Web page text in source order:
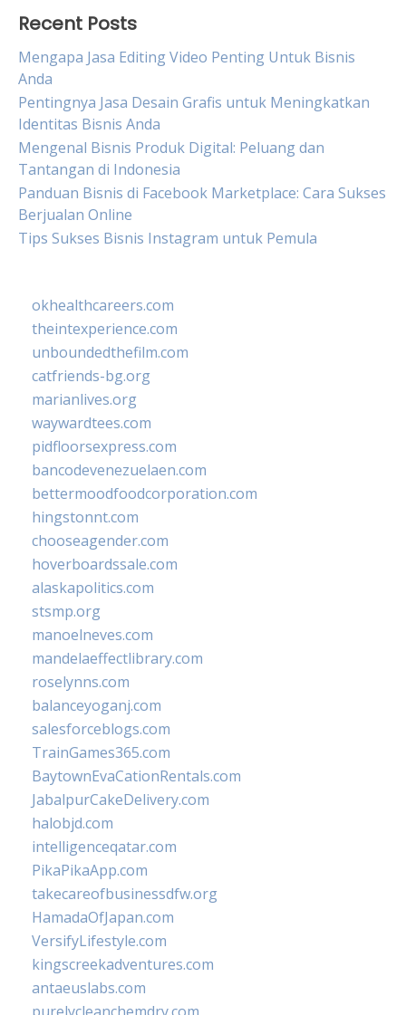
Recent Posts
Mengapa Jasa Editing Video Penting Untuk Bisnis
Anda
Pentingnya Jasa Desain Grafis untuk Meningkatkan
Identitas Bisnis Anda
Mengenal Bisnis Produk Digital: Peluang dan
Tantangan di Indonesia
Panduan Bisnis di Facebook Marketplace: Cara Sukses
Berjualan Online
Tips Sukses Bisnis Instagram untuk Pemula
okhealthcareers.com
theintexperience.com
unboundedthefilm.com
catfriends-bg.org
marianlives.org
waywardtees.com
pidfloorsexpress.com
bancodevenezuelaen.com
bettermoodfoodcorporation.com
hingstonnt.com
chooseagender.com
hoverboardssale.com
alaskapolitics.com
stsmp.org
manoelneves.com
mandelaeffectlibrary.com
roselynns.com
balanceyoganj.com
salesforceblogs.com
TrainGames365.com
BaytownEvaCationRentals.com
JabalpurCakeDelivery.com
halobjd.com
intelligenceqatar.com
PikaPikaApp.com
takecareofbusinessdfw.org
HamadaOfJapan.com
VersifyLifestyle.com
kingscreekadventures.com
antaeuslabs.com